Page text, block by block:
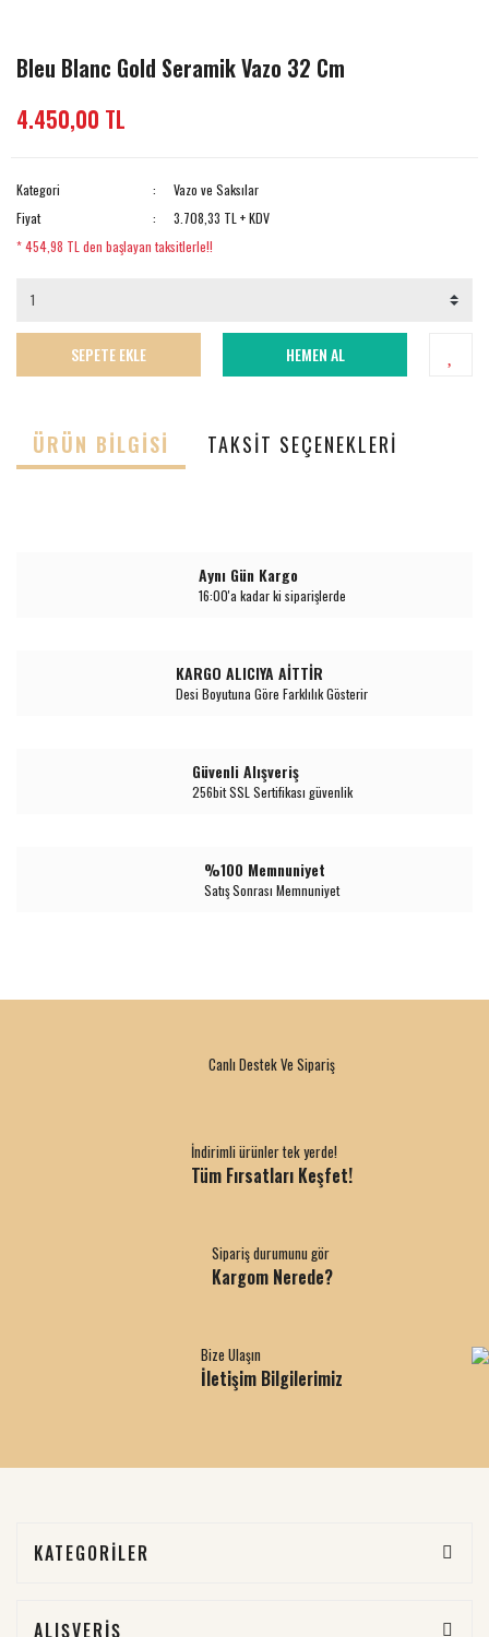
Bleu Blanc Gold Seramik Vazo 32 Cm
4.450,00 TL
Kategori
Vazo ve Saksılar
Fiyat
3.708,33 TL + KDV
* 454,98 TL den başlayan taksitlerle!!
SEPETE EKLE HEMEN AL
ÜRÜN BILGISI TAKSIT SEÇENEKLERI
Aynı Gün Kargo
16:00'a kadar ki siparişlerde
KARGO ALICIYA AİTTİR
Desi Boyutuna Göre Farklılık Gösterir
Güvenli Alışveriş
256bit SSL Sertifikası güvenlik
%100 Memnuniyet
Satış Sonrası Memnuniyet
Canlı Destek Ve Sipariş
İndirimli ürünler tek yerde!
Tüm Fırsatları Keşfet!
Sipariş durumunu gör
Kargom Nerede?
Bize Ulaşın
İletişim Bilgilerimiz
KATEGORİLER
ALIŞVERİŞ